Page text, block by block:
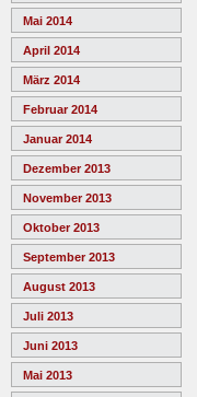
Mai 2014
April 2014
März 2014
Februar 2014
Januar 2014
Dezember 2013
November 2013
Oktober 2013
September 2013
August 2013
Juli 2013
Juni 2013
Mai 2013